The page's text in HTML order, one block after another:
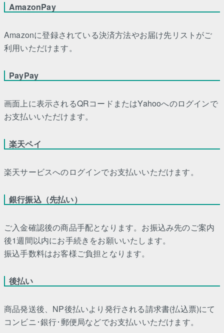
AmazonPay
Amazonに登録されている決済方法やお届け先リストがご
利用いただけます。
PayPay
画面上に表示されるQRコードまたはYahooへのログインで
お支払いいただけます。
楽天ペイ
楽天サービスへのログインでお支払いいただけます。
銀行振込（先払い）
ご入金確認後の商品手配となります。お振込み先のご案内
後1週間以内にお手続きをお願いいたします。
振込手数料はお客様ご負担となります。
後払い
商品発送後、NP後払いより発行される請求書(払込票)にて
コンビニ･銀行･郵便局などでお支払いいただけます。